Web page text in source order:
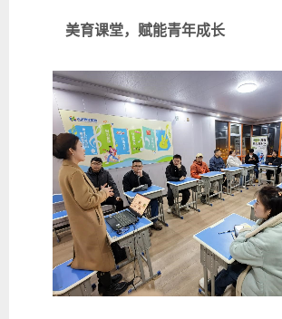
美育课堂，赋能青年成长